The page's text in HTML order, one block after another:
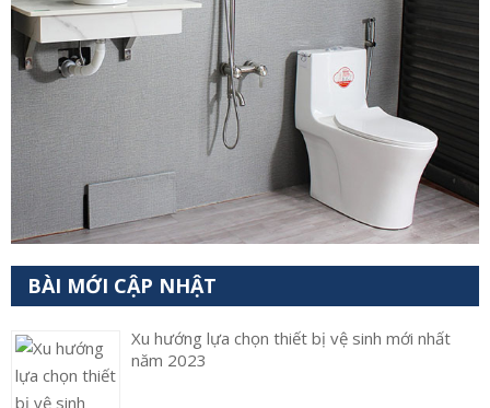
BÀI MỚI CẬP NHẬT
Xu hướng lựa chọn thiết bị vệ sinh mới nhất
năm 2023